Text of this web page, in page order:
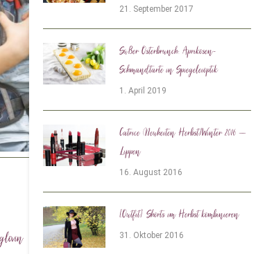
Tiktok
21. September 2017
Süßer Osterbrunch: Aprikosen-
Schmandtarte in Spiegeleioptik
1. April 2019
Catrice Neuheiten Herbst/Winter 2016 –
Lippen
16. August 2016
[Outfit] Shorts im Herbst kombinieren
31. Oktober 2016